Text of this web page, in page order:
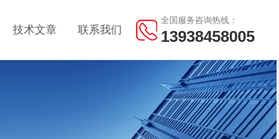
全国服务咨询热线：
13938458005
技术文章 联系我们